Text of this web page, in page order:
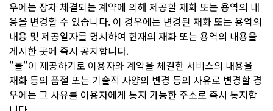
우에는 장차 체결되는 계약에 의해 제공할 재화 또는 용역의 내
용을 변경할 수 있습니다. 이 경우에는 변경된 재화 또는 용역의
내용 및 제공일자를 명시하여 현재의 재화 또는 용역의 내용을
게시한 곳에 즉시 공지합니다.
"몰"이 제공하기로 이용자와 계약을 체결한 서비스의 내용을
재화 등의 품절 또는 기술적 사양의 변경 등의 사유로 변경할 경
우에는 그 사유를 이용자에게 통지 가능한 주소로 즉시 통지합